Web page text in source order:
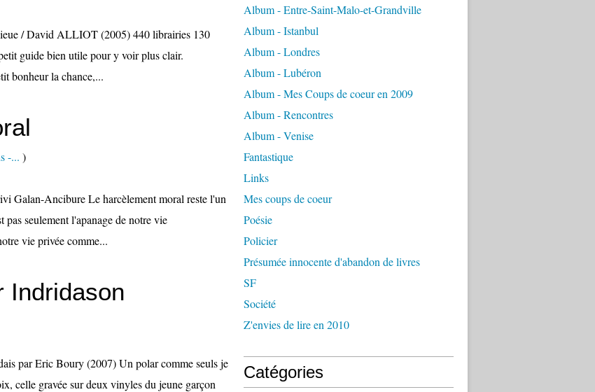
/ David ALLIOT (2005) 440 librairies 130
guide bien utile pour y voir plus clair.
bonheur la chance,...
-... )
Galan-Ancibure Le harcèlement moral reste l'un
seulement l'apanage de notre vie
vie privée comme...
Indridason
par Eric Boury (2007) Un polar comme seuls je
celle gravée sur deux vinyles du jeune garçon
Album - Entre-Saint-Malo-et-Grandville
Album - Istanbul
Album - Londres
Album - Lubéron
Album - Mes Coups de coeur en 2009
Album - Rencontres
Album - Venise
Fantastique
Links
Mes coups de coeur
Poésie
Policier
Présumée innocente d'abandon de livres
SF
Société
Z'envies de lire en 2010
Catégories